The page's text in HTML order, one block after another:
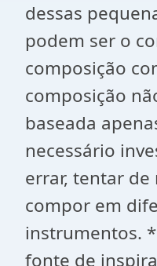
dessas
podem ser o
composição
composição
baseada
necessário
errar, tentar de
compor em
instrumentos.
fonte de